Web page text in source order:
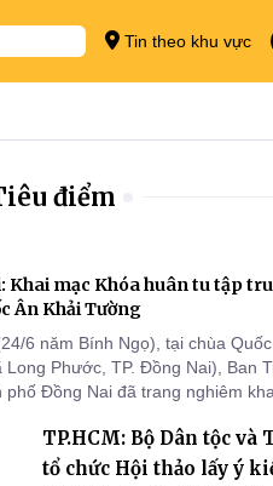
Tin theo khu vực
điểm
Khai mạc Khóa huân tu tập
Ân Khải Tường
6 năm Bính Ngọ), tại chùa
Long Phước, TP. Đồng Nai), Ban
phố Đồng Nai đã trang nghiêm
cho chư Tăng hành giả an cư tại
trường hạ chùa Quốc Ân Khải
TP.HCM: Bộ Dân tộc và
tổ chức Hội thảo lấy ý